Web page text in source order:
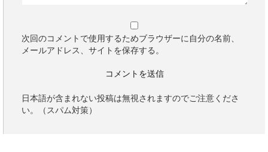
次回のコメントで使用するためブラウザーに自分の名前、
メールアドレス、サイトを保存する。
日本語が含まれない投稿は無視されますのでご注意くださ
い。（スパム対策）